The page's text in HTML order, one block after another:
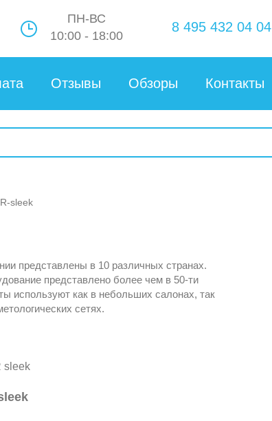
ПН-ВС
10:00 - 18:00
8 495 432 04 04
Отзывы Обзоры Контакты
sleek
представлены в 10 различных странах.
представлено более чем в 50-ти
используют как в небольших салонах, так
сетях.